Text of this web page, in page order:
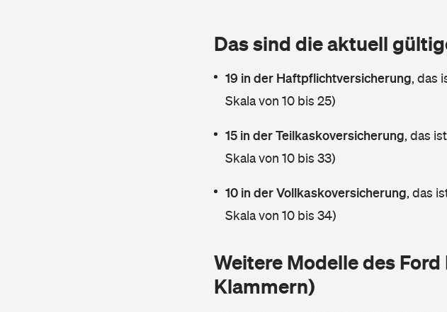
Das sind die aktuell
19 in der Haftpflichtversicherung, das
Skala von 10 bis 25)
15 in der Teilkaskoversicherung, das
Skala von 10 bis 33)
10 in der Vollkaskoversicherung, das
Skala von 10 bis 34)
Weitere Modelle des
Klammern)